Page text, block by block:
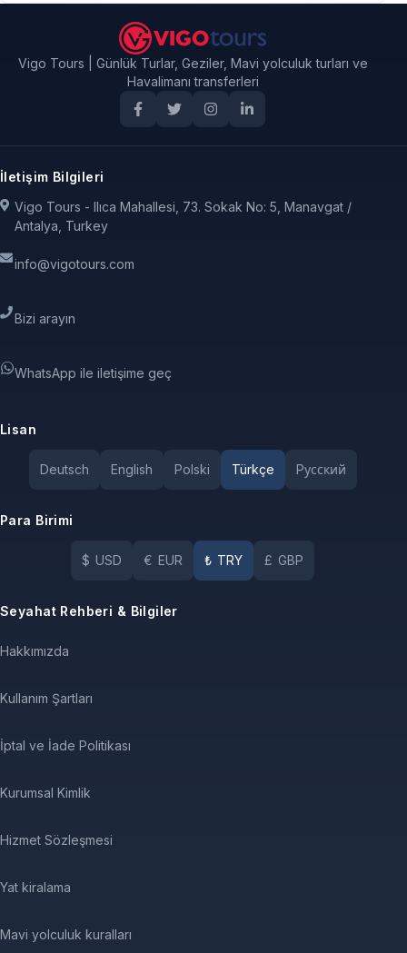
Vigo Tours | Günlük Turlar, Geziler, Mavi yolculuk turları ve
Havalimanı transferleri
İletişim Bilgileri
Vigo Tours - Ilıca Mahallesi, 73. Sokak No: 5, Manavgat /
Antalya, Turkey
info@vigotours.com
Bizi arayın
WhatsApp ile iletişime geç
Lisan
Deutsch English Polski Türkçe Pусский
Para Birimi
$ USD € EUR ₺ TRY £ GBP
Seyahat Rehberi & Bilgiler
Hakkımızda
Kullanım Şartları
İptal ve İade Politikası
Kurumsal Kimlik
Hizmet Sözleşmesi
Yat kiralama
Mavi yolculuk kuralları